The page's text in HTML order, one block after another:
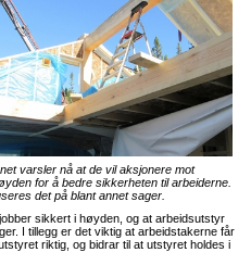
varsler nå at de vil aksjonere mot
for å bedre sikkerheten til arbeiderne.
det på blant annet sager.
sikkert i høyden, og at arbeidsutstyr
I tillegg er det viktig at arbeidstakerne får
riktig, og bidrar til at utstyret holdes i